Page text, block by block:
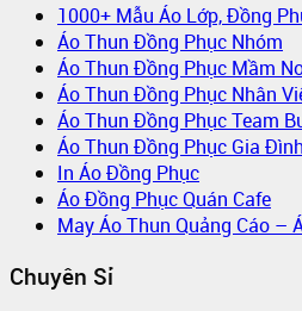
1000+ Mẫu Áo Lớp, Đồng
Áo Thun Đồng Phục Nhóm
Áo Thun Đồng Phục Mầm
Áo Thun Đồng Phục Nhân
Áo Thun Đồng Phục Team
Áo Thun Đồng Phục Gia Đình
In Áo Đồng Phục
Áo Đồng Phục Quán Cafe
May Áo Thun Quảng Cáo –
Chuyên Sỉ